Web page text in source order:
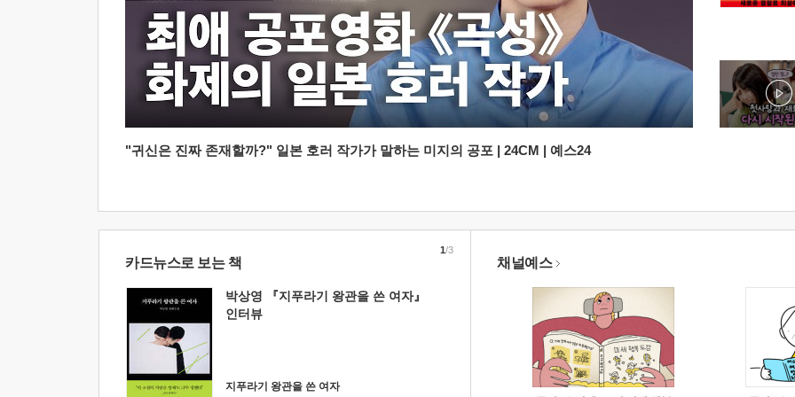
"귀신은 진짜 존재할까?" 일본 호러 작가가 말하는 미지의 공포 | 24CM | 예스24
카드뉴스로 보는 책
박상영 『지푸라기 왕관을 쓴 여자』
인터뷰
지푸라기 왕관을 쓴 여자
1/3
채널예스